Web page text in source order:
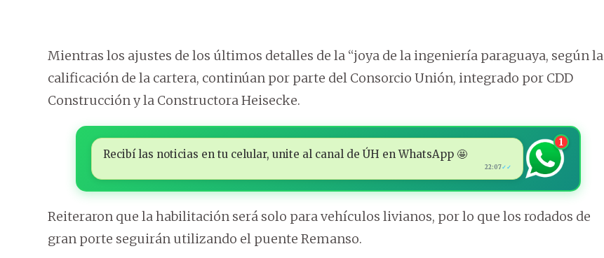
Mientras los ajustes de los últimos detalles de la “joya de la ingeniería paraguaya, según la
calificación de la cartera, continúan por parte del Consorcio Unión, integrado por CDD
Construcción y la Constructora Heisecke.
Recibí las noticias en tu celular, unite al canal de ÚH en WhatsApp 🤩
22:07✓✓
1
Reiteraron que la habilitación será solo para vehículos livianos, por lo que los rodados de
gran porte seguirán utilizando el puente Remanso.